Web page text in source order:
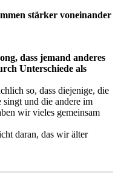
stärker voneinander
dass jemand anderes
Unterschiede als
so, dass diejenige, die
singt und die andere im
wir vieles gemeinsam
daran, das wir älter